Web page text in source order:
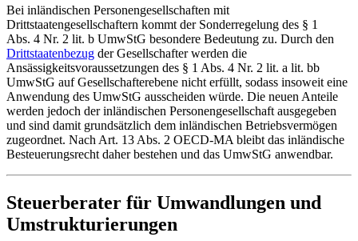
Bei inländischen Personengesellschaften mit
Drittstaatengesellschaftern kommt der Sonderregelung des § 1
Abs. 4 Nr. 2 lit. b UmwStG besondere Bedeutung zu. Durch den
Drittstaatenbezug der Gesellschafter werden die
Ansässigkeitsvoraussetzungen des § 1 Abs. 4 Nr. 2 lit. a lit. bb
UmwStG auf Gesellschafterebene nicht erfüllt, sodass insoweit eine
Anwendung des UmwStG ausscheiden würde. Die neuen Anteile
werden jedoch der inländischen Personengesellschaft ausgegeben
und sind damit grundsätzlich dem inländischen Betriebsvermögen
zugeordnet. Nach Art. 13 Abs. 2 OECD-MA bleibt das inländische
Besteuerungsrecht daher bestehen und das UmwStG anwendbar.
Steuerberater für Umwandlungen und
Umstrukturierungen